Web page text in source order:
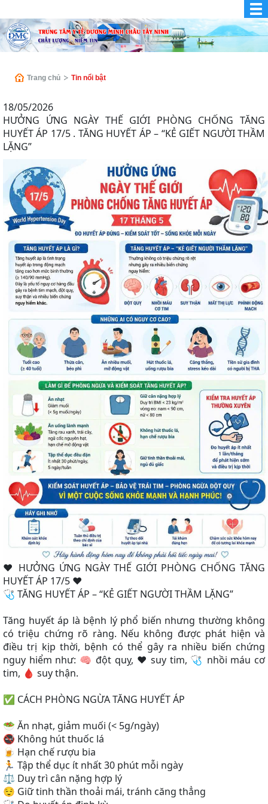
Trang chủ Tin nổi bật
18/05/2026
HƯỞNG ỨNG NGÀY THẾ GIỚI PHÒNG CHỐNG TĂNG
HUYẾT ÁP 17/5 . TĂNG HUYẾT ÁP – “KẺ GIẾT NGƯỜI THẦM
LẶNG”
❤️ HƯỞNG ỨNG NGÀY THẾ GIỚI PHÒNG CHỐNG TĂNG
HUYẾT ÁP 17/5 ❤️
🩺 TĂNG HUYẾT ÁP – “KẺ GIẾT NGƯỜI THẦM LẶNG”
Tăng huyết áp là bệnh lý phổ biến nhưng thường không
có triệu chứng rõ ràng. Nếu không được phát hiện và
điều trị kịp thời, bệnh có thể gây ra nhiều biến chứng
nguy hiểm như: 🧠 đột quỵ, ❤️ suy tim, 🩺 nhồi máu cơ
tim, 🩸 suy thận.
✅ CÁCH PHÒNG NGỪA TĂNG HUYẾT ÁP
🥗 Ăn nhạt, giảm muối (< 5g/ngày)
🚭 Không hút thuốc lá
🍺 Hạn chế rượu bia
🏃 Tập thể dục ít nhất 30 phút mỗi ngày
⚖️ Duy trì cân nặng hợp lý
😌 Giữ tinh thần thoải mái, tránh căng thẳng